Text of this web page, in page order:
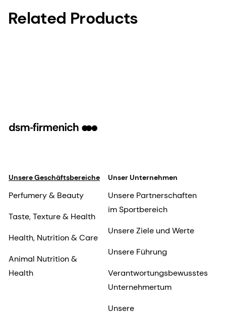
Related Products
Unsere Geschäftsbereiche
Perfumery & Beauty
Taste, Texture & Health
Health, Nutrition & Care
Animal Nutrition &
Health
Unser Unternehmen
Unsere Partnerschaften
im Sportbereich
Unsere Ziele und Werte
Unsere Führung
Verantwortungsbewusstes
Unternehmertum
Unsere